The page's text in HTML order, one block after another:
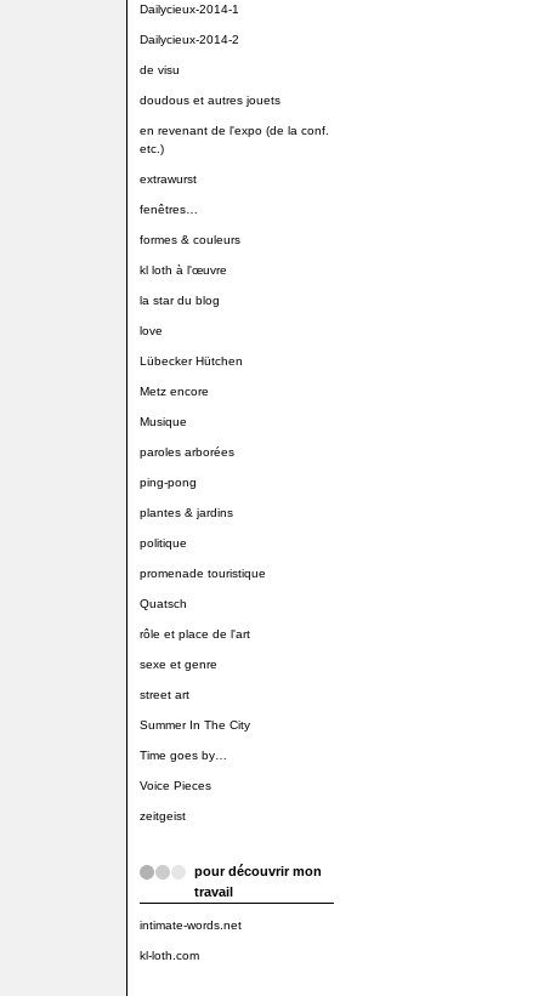
Dailycieux-2014-1
Dailycieux-2014-2
de visu
doudous et autres jouets
en revenant de l'expo (de la conf.
etc.)
extrawurst
fenêtres…
formes & couleurs
kl loth à l'œuvre
la star du blog
love
Lübecker Hütchen
Metz encore
Musique
paroles arborées
ping-pong
plantes & jardins
politique
promenade touristique
Quatsch
rôle et place de l'art
sexe et genre
street art
Summer In The City
Time goes by…
Voice Pieces
zeitgeist
pour découvrir mon
travail
intimate-words.net
kl-loth.com